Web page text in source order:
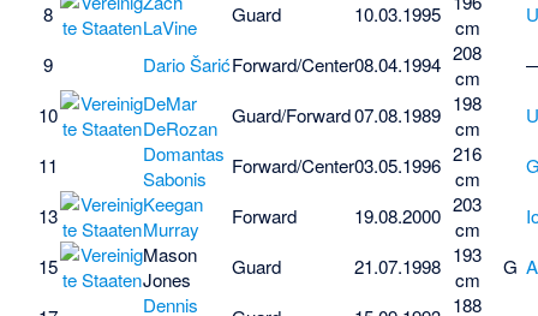
8
LaVine
Guard 10.03.1995
cm
9
Dario ŠarićForward/Center08.04.1994 208
cm
10
DeMar
DeRozan
Guard/Forward07.08.1989 198
cm
11
Domantas
Sabonis
Forward/Center03.05.1996 216
cm
13
Keegan
Murray
Forward 19.08.2000 203
cm
15
Mason
Jones
Guard 21.07.1998 193
cm
G
Dennis
188